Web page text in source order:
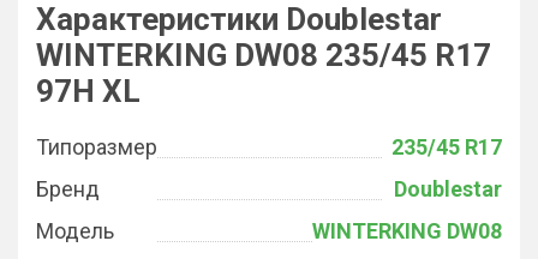
Характеристики Doublestar
WINTERKING DW08 235/45 R17
97H XL
Типоразмер
235/45 R17
Бренд
Doublestar
Модель
WINTERKING DW08